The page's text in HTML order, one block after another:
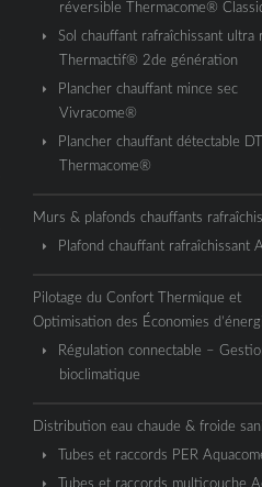
réversible Thermacome®
Sol chauffant rafraîchissant ultra
Thermactif® 2de génération
Plancher chauffant mince sec
Vivracome®
Plancher chauffant détectable
Thermacome®
Murs & plafonds chauffants
Plafond chauffant rafraîchissant
Pilotage du Confort Thermique et
Optimisation des Économies
Régulation connectable –
bioclimatique
Distribution eau chaude & froide
Tubes et raccords PER